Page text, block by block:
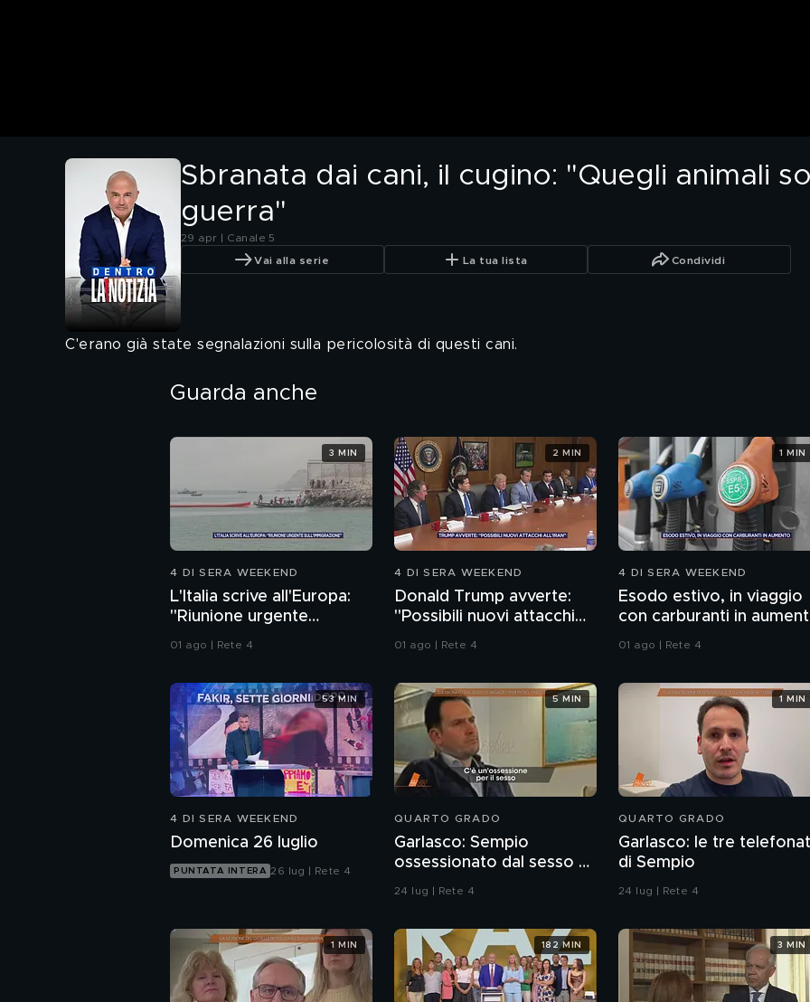
Sbranata dai cani, il cugino: "Quegli animali
guerra"
29 apr | Canale 5
Vai alla serie La tua lista Condividi
C'erano già state segnalazioni sulla pericolosità di questi cani.
Guarda anche
4 DI SERA WEEKEND
L'Italia scrive all'Europa:
"Riunione urgente
sull'immigrazione"
01 ago | Rete 4
3 MIN
4 DI SERA WEEKEND
Donald Trump avverte:
"Possibili nuovi attacchi
all'Iran"
01 ago | Rete 4
2 MIN
4 DI SERA WEEKEND
Esodo estivo, in viaggio
con carburanti in
01 ago | Rete 4
1 MIN
4 DI SERA WEEKEND
Domenica 26 luglio
PUNTATA INTERA 26 lug | Rete 4
53 MIN
QUARTO GRADO
Garlasco: Sempio
ossessionato dal sesso o
ragazzo rispettoso?
24 lug | Rete 4
5 MIN
QUARTO GRADO
Garlasco: le tre
di Sempio
24 lug | Rete 4
1 MIN
1 MIN 182 MIN 3 MIN